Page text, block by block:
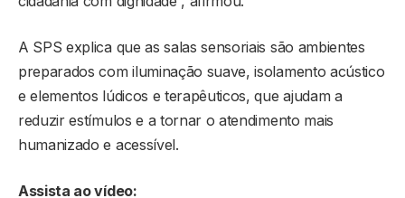
A SPS explica que as salas sensoriais são ambientes
preparados com iluminação suave, isolamento acústico
e elementos lúdicos e terapêuticos, que ajudam a
reduzir estímulos e a tornar o atendimento mais
humanizado e acessível.
Assista ao vídeo: